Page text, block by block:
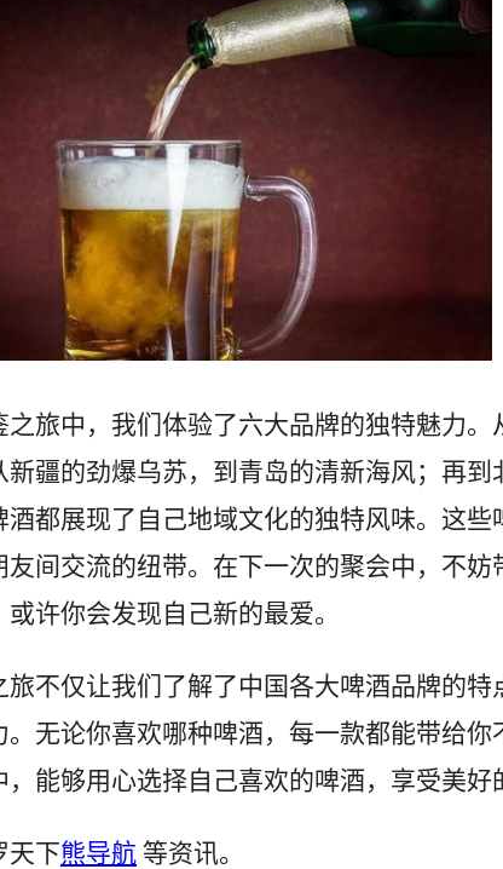
之旅中，我们体验了六大品牌的独特魅力
疆的劲爆乌苏，到青岛的清新海风；再到
酒都展现了自己地域文化的独特风味。这
友间交流的纽带。在下一次的聚会中，不妨
许你会发现自己新的最爱。
旅不仅让我们了解了中国各大啤酒品牌的
无论你喜欢哪种啤酒，每一款都能带给
能够用心选择自己喜欢的啤酒，享受美好
天下熊导航 等资讯。